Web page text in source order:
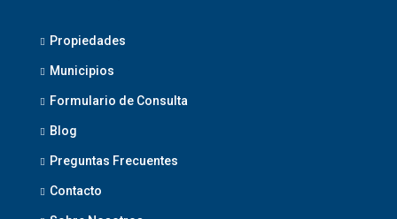
Propiedades
Municipios
Formulario de Consulta
Blog
Preguntas Frecuentes
Contacto